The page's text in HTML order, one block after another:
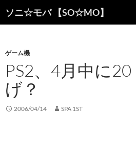
ソニ☆モバ 【SO☆MO】
索
ン
ツ
へ
ス
キ
ッ
ゲーム機
PS2、4月中に
げ？
2006/04/14 SPA 1ST